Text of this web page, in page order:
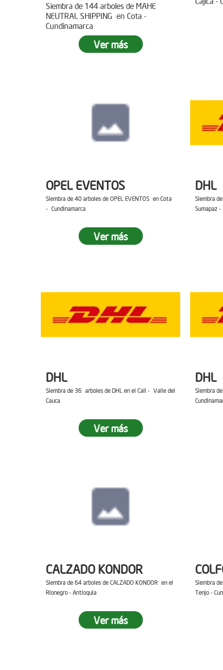
Siembra de 144 arboles de MAHE
NEUTRAL SHIPPING en Cota -
Cundinamarca
Ver más
OPEL EVENTOS
Siembra de 40 arboles de OPEL EVENTOS en Cota
- Cundinamarca
Ver más
DHL
Siembra
Sumapaz
DHL
Siembra de 36 arboles de DHL en el Cali - Valle del
Cauca
Ver más
DHL
Siembra
CALZADO KONDOR
Siembra de 64 arboles de CALZADO KONDOR en el
Rionegro - Antioquia
Ver más
Siembra
Tenjo -